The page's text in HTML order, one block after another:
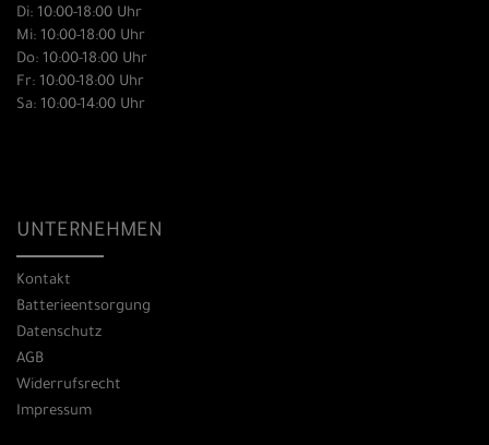
Di: 10:00-18:00 Uhr
Mi: 10:00-18:00 Uhr
Do: 10:00-18:00 Uhr
Fr: 10:00-18:00 Uhr
Sa: 10:00-14:00 Uhr
UNTERNEHMEN
Kontakt
Batterieentsorgung
Datenschutz
AGB
Widerrufsrecht
Impressum